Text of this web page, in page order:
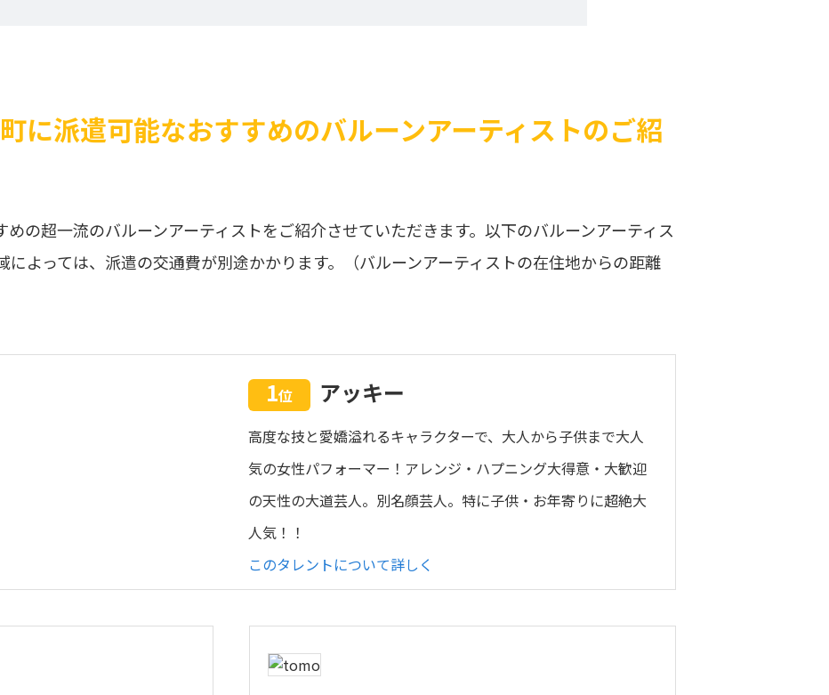
に派遣可能なおすすめのバルーンアーティストのご紹
めの超一流のバルーンアーティストをご紹介させていただきます。以下のバルーンアーティス
によっては、派遣の交通費が別途かかります。（バルーンアーティストの在住地からの距離
1位 アッキー
高度な技と愛嬌溢れるキャラクターで、大人から子供まで大人
気の女性パフォーマー！アレンジ・ハプニング大得意・大歓迎
の天性の大道芸人。別名顔芸人。特に子供・お年寄りに超絶大
人気！！
このタレントについて詳しく